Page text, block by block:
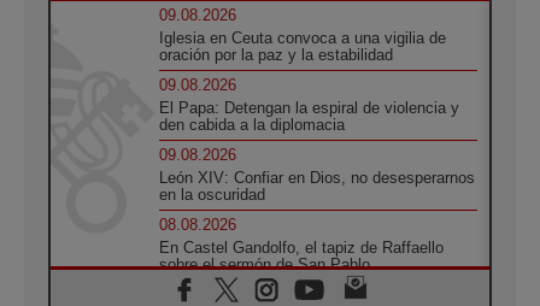
09.08.2026
Iglesia en Ceuta convoca a una vigilia de
oración por la paz y la estabilidad
09.08.2026
El Papa: Detengan la espiral de violencia y
den cabida a la diplomacia
09.08.2026
León XIV: Confiar en Dios, no desesperarnos
en la oscuridad
08.08.2026
En Castel Gandolfo, el tapiz de Raffaello
sobre el sermón de San Pablo
08.08.2026